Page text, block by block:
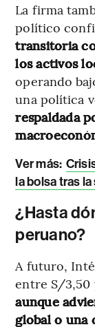
La firma
político
transitoria
los activos
operando
una política
respaldada
Ver más:
la bolsa tras
¿Hasta
peruano?
A futuro,
entre S/3,50
aunque
global o una